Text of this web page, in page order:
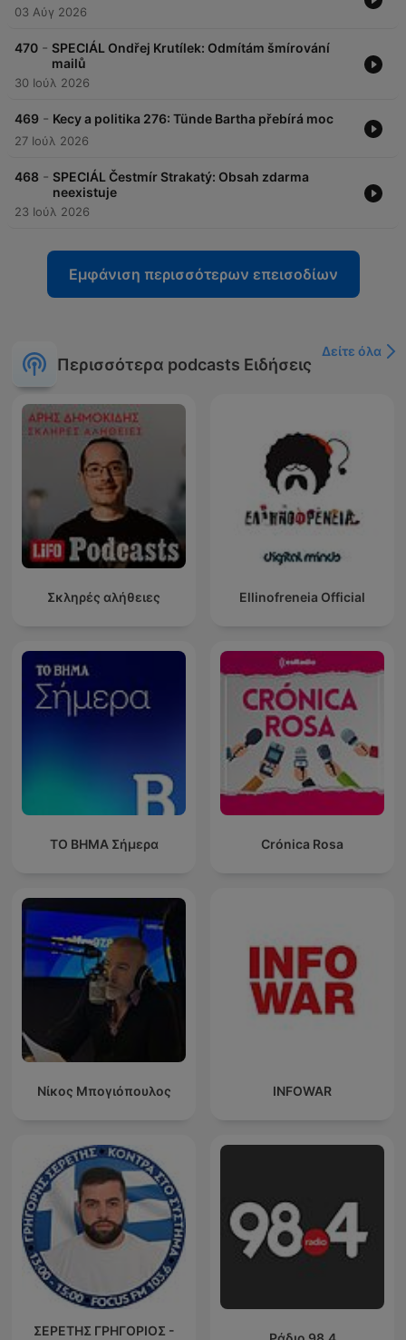
03 Αύγ 2026
470 - SPECIÁL Ondřej Krutílek: Odmítám šmírování
mailů
30 Ιούλ 2026
469 - Kecy a politika 276: Tünde Bartha přebírá moc
27 Ιούλ 2026
468 - SPECIÁL Čestmír Strakatý: Obsah zdarma
neexistuje
23 Ιούλ 2026
Εμφάνιση περισσότερων επεισοδίων
Περισσότερα podcasts Ειδήσεις
Δείτε όλα
Σκληρές αλήθειες Ellinofreneia Official
ΤΟ ΒΗΜΑ Σήμερα Crónica Rosa
Νίκος Μπογιόπουλος INFOWAR
ΣΕΡΕΤΗΣ ΓΡΗΓΟΡΙΟΣ -